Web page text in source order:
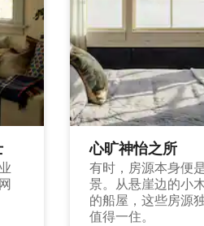
心旷神怡之所
有时，房源本身便
景。从悬崖边的小
的船屋，这些房源
值得一住。